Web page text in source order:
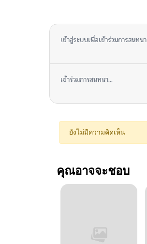
เข้าสู่ระบบเพื่อเข้าร่วมการสนทนา
เข้าร่วมการสนทนา...
ยังไม่มีความคิดเห็น
คุณอาจจะชอบ